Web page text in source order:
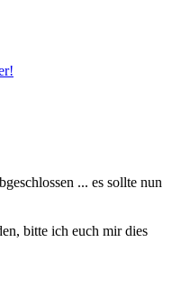
... es sollte nun
bitte ich euch mir dies